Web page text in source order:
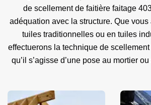
de scellement de faitière faitage
adéquation avec la structure. Que
tuiles traditionnelles ou en tuiles
effectuerons la technique de
qu’il s’agisse d’une pose au mortier